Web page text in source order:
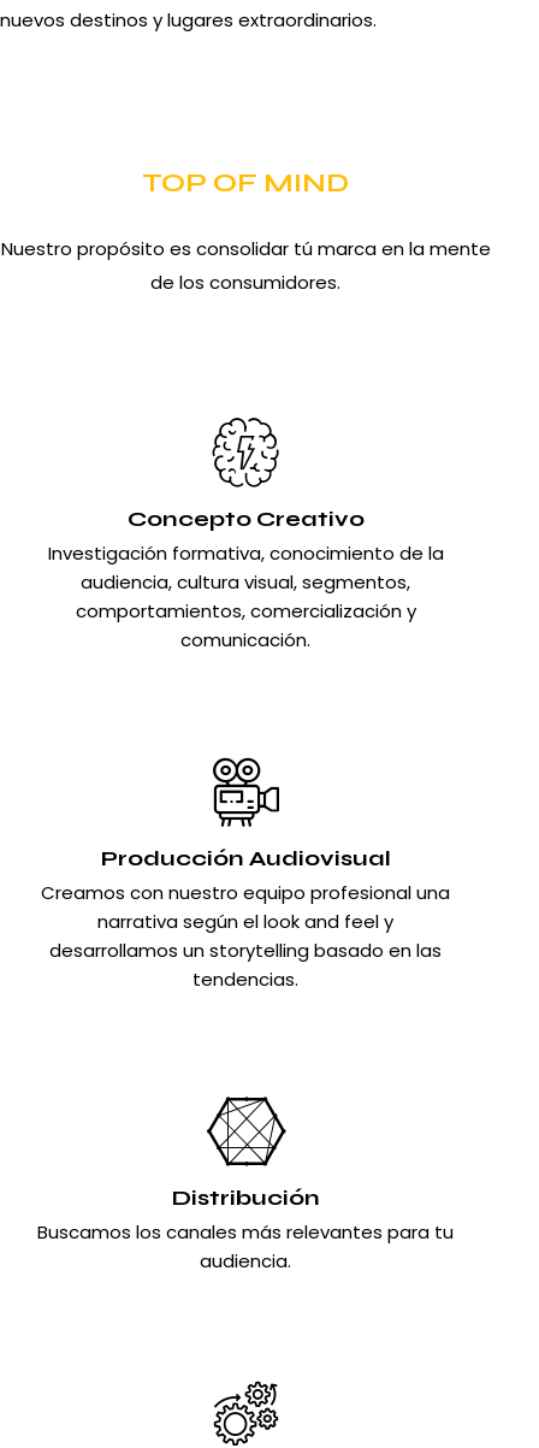
nuevos destinos y lugares extraordinarios.
TOP OF MIND
Nuestro propósito es consolidar tú marca en la mente
de los consumidores.
Concepto Creativo
Investigación formativa, conocimiento de la
audiencia, cultura visual, segmentos,
comportamientos, comercialización y
comunicación.
Producción Audiovisual
Creamos con nuestro equipo profesional una
narrativa según el look and feel y
desarrollamos un storytelling basado en las
tendencias.
Distribución
Buscamos los canales más relevantes para tu
audiencia.